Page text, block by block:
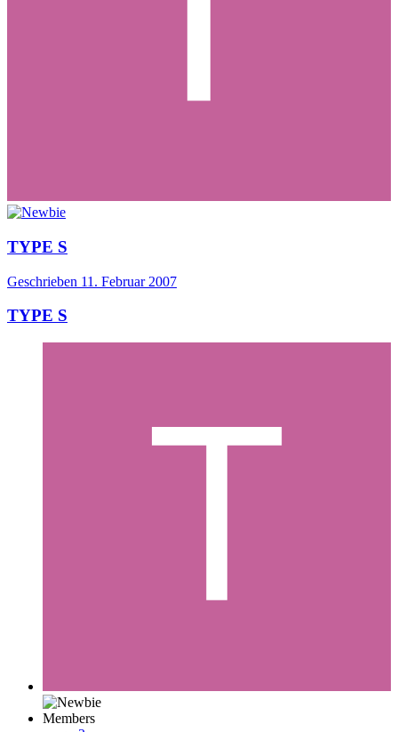
TYPE S
Geschrieben 11. Februar 2007
TYPE S
Members